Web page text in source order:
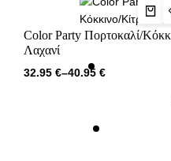
Color Party Πορτοκαλί/
Λαχανί
32.95 €–40.95 €